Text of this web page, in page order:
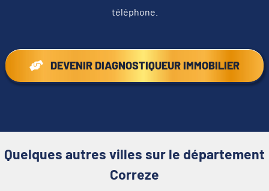
téléphone.
DEVENIR DIAGNOSTIQUEUR IMMOBILIER
Quelques autres villes sur le département
Correze